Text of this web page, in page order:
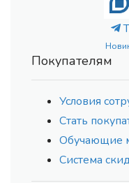
Покупателям
Условия
Стать
Обучающие
Система